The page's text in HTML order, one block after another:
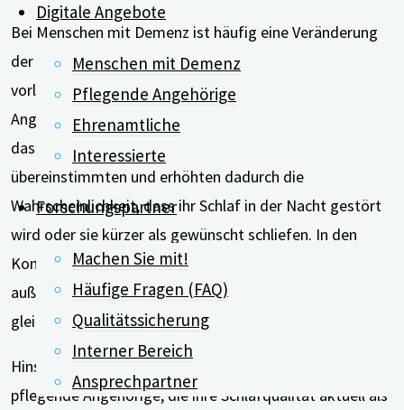
Digitale Angebote
Menschen mit Demenz
Pflegende Angehörige
Ehrenamtliche
Interessierte
Forschungspartner
Machen Sie mit!
Häufige Fragen (FAQ)
Qualitätssicherung
Interner Bereich
Ansprechpartner
Bei Menschen mit Demenz ist häufig eine Veränderung
der Schlafenszeiten zu beobachten. Laut der
vorliegenden Studie verlagerten die pflegenden
Angehörigen ihre eigenen Schlafenszeiten oftmals so,
dass sie mit denen des Pflegebedürftigen
übereinstimmten und erhöhten dadurch die
Wahrscheinlichkeit, dass ihr Schlaf in der Nacht gestört
wird oder sie kürzer als gewünscht schliefen. In den
Kommentaren der pflegenden Angehörigen wurde
außerdem häufig eine hohe Alarmbereitschaft bei
gleichzeitigem Schlafmangel erwähnt.
Hinsichtlich der Schlafqualität zeigte sich, dass auch
pflegende Angehörige, die ihre Schlafqualität aktuell als